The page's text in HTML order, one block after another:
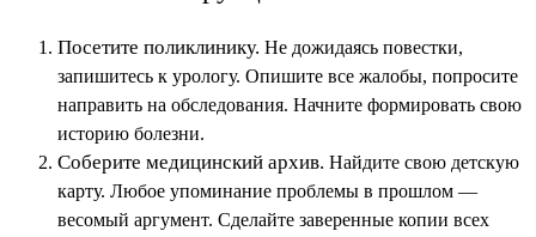
Посетите поликлинику. Не дожидаясь повестки,
запишитесь к урологу. Опишите все жалобы, попросите
направить на обследования. Начните формировать свою
историю болезни.
Соберите медицинский архив. Найдите свою детскую
карту. Любое упоминание проблемы в прошлом —
весомый аргумент. Сделайте заверенные копии всех